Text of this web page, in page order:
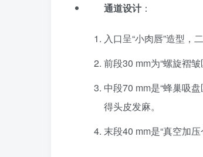
通道设计：
入口呈“小肉唇”造型，
前段30 mm为“螺旋褶皱
中段70 mm是“蜂巢吸
得头皮发麻。
末段40 mm是“真空加